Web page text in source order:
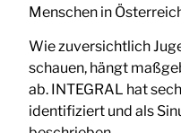
Menschen in
Wie zuversichtlich
schauen, hängt
ab. INTEGRAL hat
identifiziert und als